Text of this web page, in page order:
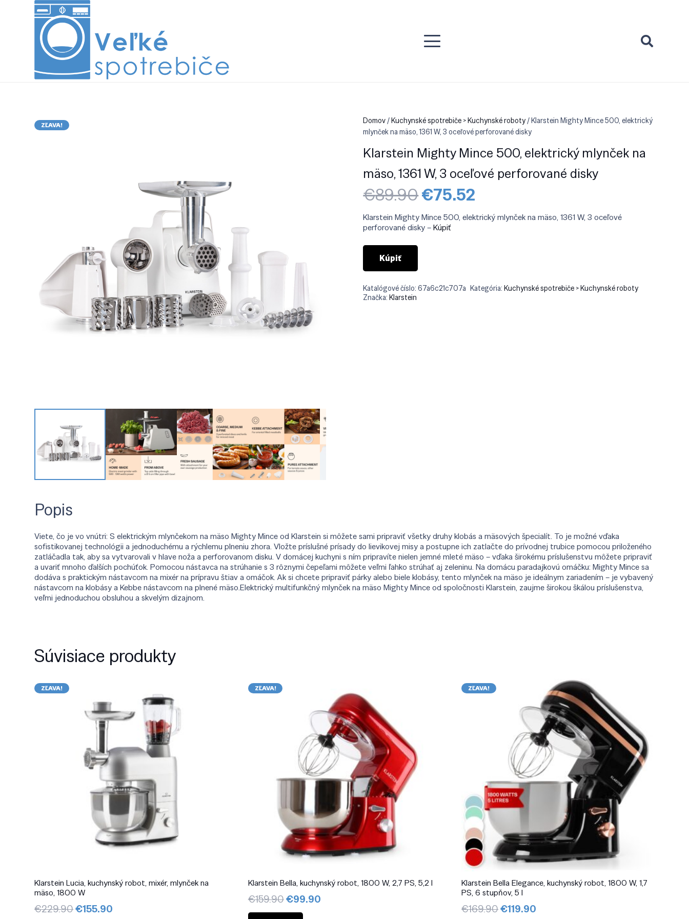
ZĽAVA! Domov/Kuchynské spotrebiče > Kuchynské roboty/ Klarstein Mighty Mince 500, elektrický
mlynček na mäso, 1361 W, 3 oceľové perforované disky
Klarstein Mighty Mince 500, elektrický mlynček na
mäso, 1361 W, 3 oceľové perforované disky
€89.90Pôvodná
cena
bola:
€89.90.
€75.52
je:
€75.52.
Klarstein Mighty Mince 500, elektrický mlynček na mäso, 1361 W, 3 oceľové
perforované disky –Kúpiť
Kúpiť
Katalógové číslo:67a6c21c707a Kategória:Kuchynské spotrebiče > Kuchynské roboty
Značka:Klarstein
Popis
Viete, čo je vo vnútri: S elektrickým mlynčekom na mäso Mighty Mince od Klarstein si môžete sami pripraviť všetky druhy klobás a mäsových špecialít. To je možné vďaka
sofistikovanej technológii a jednoduchému a rýchlemu plneniu zhora. Vložte príslušné prísady do lievikovej misy a postupne ich zatlačte do prívodnej trubice pomocou priloženého
zatláčadla tak, aby sa vytvarovali v hlave noža a perforovanom disku. V domácej kuchyni s ním pripravíte nielen jemné mleté mäso – vďaka širokému príslušenstvu môžete pripraviť
a uvariť mnoho ďalších pochúťok. Pomocou nástavca na strúhanie s 3 rôznymi čepeľami môžete veľmi ľahko strúhať aj zeleninu. Na domácu paradajkovú omáčku: Mighty Mince sa
dodáva s praktickým nástavcom na mixér na prípravu štiav a omáčok. Ak si chcete pripraviť párky alebo biele klobásy, tento mlynček na mäso je ideálnym zariadením – je vybavený
nástavcom na klobásy a Kebbe nástavcom na plnené mäso.Elektrický multifunkčný mlynček na mäso Mighty Mince od spoločnosti Klarstein, zaujme širokou škálou príslušenstva,
veľmi jednoduchou obsluhou a skvelým dizajnom.
Súvisiace produkty
ZĽAVA!
Klarstein Lucia, kuchynský robot, mixér, mlynček na
mäso, 1800 W
€229.90Pôvodná
€155.90
ZĽAVA!
Klarstein Bella, kuchynský robot, 1800 W, 2,7 PS, 5,2 l
€159.90Pôvodná
cena
€99.90Aktuálna
ZĽAVA!
Klarstein Bella Elegance, kuchynský robot, 1800 W, 1,7
PS, 6 stupňov, 5 l
€169.90Pôvodná
€119.90